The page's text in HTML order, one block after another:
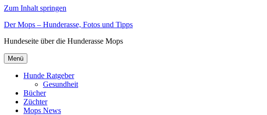
Zum Inhalt springen
Der Mops – Hunderasse, Fotos und Tipps
Hundeseite über die Hunderasse Mops
Menü
Hunde Ratgeber
Gesundheit
Bücher
Züchter
Mops News